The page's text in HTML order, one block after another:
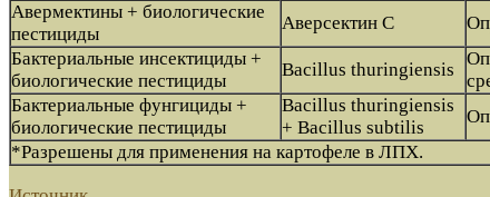
Авермектины + биологические
пестициды
Аверсектин С
Бактериальные инсектициды +
биологические пестициды
Bacillus thuringiensis
Бактериальные фунгициды +
биологические пестициды
Bacillus thuringiensis
+ Bacillus subtilis
*Разрешены для применения на картофеле в ЛПХ.